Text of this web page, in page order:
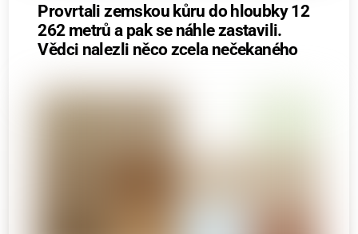
Provrtali zemskou kůru do hloubky 12
262 metrů a pak se náhle zastavili.
Vědci nalezli něco zcela nečekaného